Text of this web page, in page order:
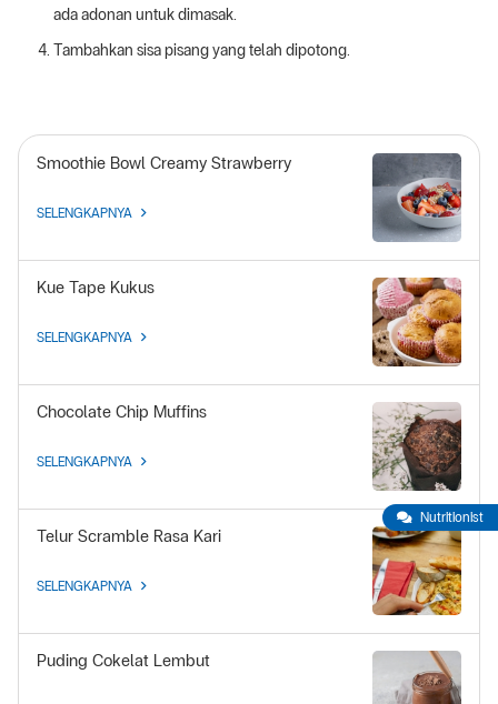
ada adonan untuk dimasak.
Tambahkan sisa pisang yang telah dipotong.
Smoothie Bowl Creamy Strawberry
SELENGKAPNYA
Kue Tape Kukus
SELENGKAPNYA
Chocolate Chip Muffins
SELENGKAPNYA
Telur Scramble Rasa Kari
SELENGKAPNYA
Puding Cokelat Lembut
Nutritionist